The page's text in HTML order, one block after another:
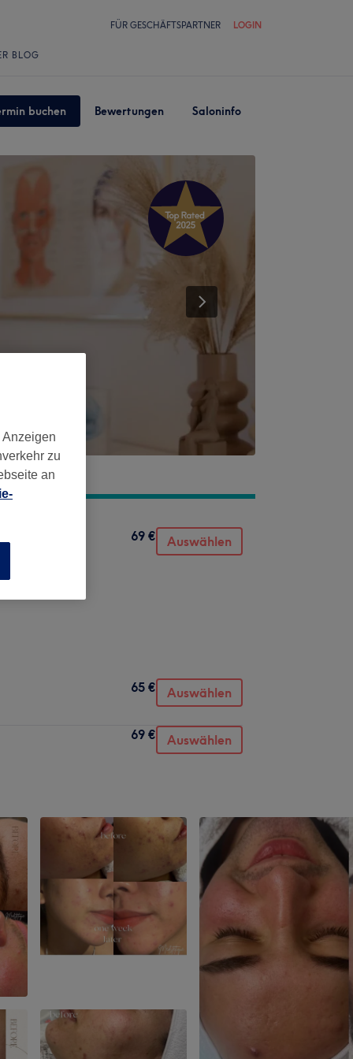
FÜR GESCHÄFTSPARTNER LOGIN
BLOG
buchen Bewertungen Saloninfo
69 € Auswählen
65 € Auswählen
69 € Auswählen
zu
an